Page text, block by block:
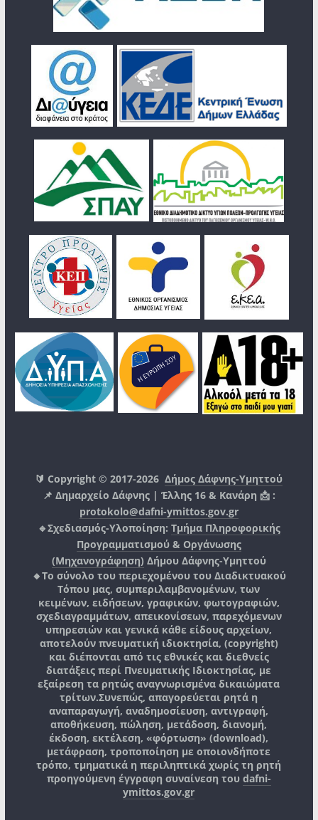
🔰 Copyright © 2017-2026Δήμος Δάφνης-Υμηττού
📌 Δημαρχείο Δάφνης | Έλλης 16 & Κανάρη 📩 :
protokolo@dafni-ymittos.gov.gr
🔹Σχεδιασμός-Υλοποίηση: Τμήμα Πληροφορικής
Προγραμματισμού & Οργάνωσης
(Μηχανογράφηση) Δήμου Δάφνης-Υμηττού
🔸Το σύνολο του περιεχομένου του Διαδικτυακού
Τόπου μας, συμπεριλαμβανομένων, των
κειμένων, ειδήσεων, γραφικών, φωτογραφιών,
σχεδιαγραμμάτων, απεικονίσεων, παρεχόμενων
υπηρεσιών και γενικά κάθε είδους αρχείων,
αποτελούν πνευματική ιδιοκτησία, (copyright)
και διέπονται από τις εθνικές και διεθνείς
διατάξεις περί Πνευματικής Ιδιοκτησίας, με
εξαίρεση τα ρητώς αναγνωρισμένα δικαιώματα
τρίτων.Συνεπώς, απαγορεύεται ρητά η
αναπαραγωγή, αναδημοσίευση, αντιγραφή,
αποθήκευση, πώληση, μετάδοση, διανομή,
έκδοση, εκτέλεση, «φόρτωση» (download),
μετάφραση, τροποποίηση με οποιονδήποτε
τρόπο, τμηματικά η περιληπτικά χωρίς τη ρητή
προηγούμενη έγγραφη συναίνεση του dafni-
ymittos.gov.gr